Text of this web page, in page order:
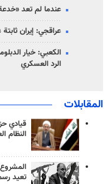
عندما لم تعد
عراقجي: إيران
الكعبي: خيار
الرد العسكري
المقابلات
قيادي
النظام
تعيد